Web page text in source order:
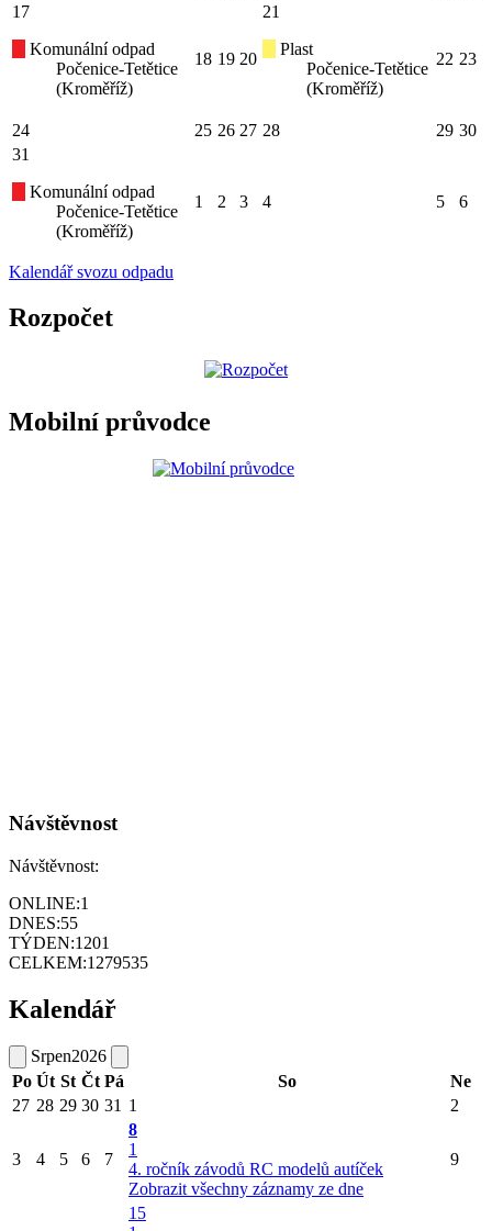
17
Komunální odpad
Počenice-Tetětice
(Kroměříž)
18 19 20
21
Plast
Počenice-Tetětice
(Kroměříž)
22 23
24 25 26 27 28 29 30
31
Komunální odpad
Počenice-Tetětice
(Kroměříž)
1 2 3 4 5 6
Kalendář svozu odpadu
Rozpočet
Mobilní průvodce
Návštěvnost
Návštěvnost:
ONLINE:1
DNES:55
TÝDEN:1201
CELKEM:1279535
Kalendář
Srpen2026
Po Út St Čt Pá So
Ne
27 28 29 30 31 1 2
3 4 5 6 7
8
1
4. ročník závodů RC modelů autíček
Zobrazit všechny záznamy ze dne
9
15